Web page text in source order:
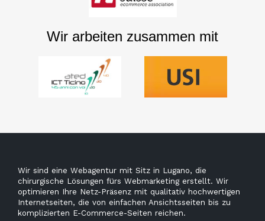
Wir arbeiten zusammen mit
Wir sind eine Webagentur mit Sitz in Lugano, die
chirurgische Lösungen fürs Webmarketing erstellt. Wir
optimieren Ihre Netz-Präsenz mit qualitativ hochwertigen
Internetseiten, die von einfachen Ansichtsseiten bis zu
komplizierten E-Commerce-Seiten reichen.